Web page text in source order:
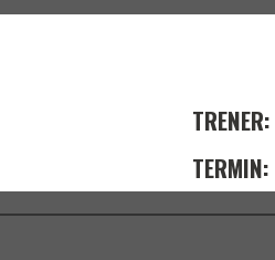
TRENER:
TERMIN: